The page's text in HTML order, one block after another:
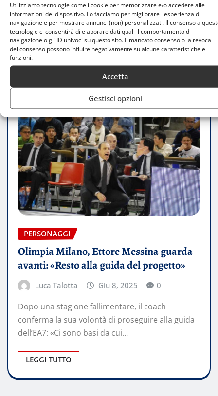
Utilizziamo tecnologie come i cookie per memorizzare e/o accedere alle
informazioni del dispositivo. Lo facciamo per migliorare l'esperienza di
navigazione e per mostrare annunci (non) personalizzati. Il consenso a
tecnologie ci consentirà di elaborare dati quali il comportamento di
navigazione o gli ID univoci su questo sito. Il mancato consenso o la revoca
del consenso possono influire negativamente su alcune caratteristiche e
funzioni.
Accetta
Gestisci opzioni
Home
Olimpia Milano, Ettore Messina guarda avanti:
«Resto alla guida del progetto»
PERSONAGGI
Olimpia Milano, Ettore Messina guarda
avanti: «Resto alla guida del progetto»
Luca Talotta Giu 8, 2025 0
Dopo una stagione fallimentare, il coach
conferma la sua volontà di proseguire alla guida
dell’EA7: «Ci sono basi da cui…
LEGGI TUTTO